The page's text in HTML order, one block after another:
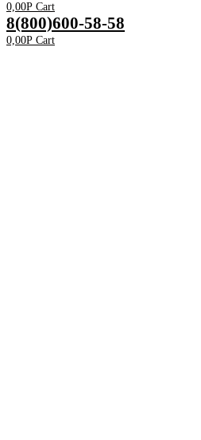
0,00Р Cart
8(800)600-58-58
0,00Р Cart